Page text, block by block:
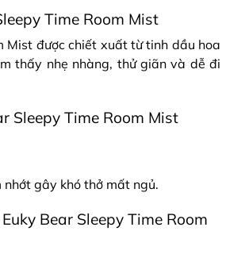
Time Room Mist
Mist được chiết xuất từ tinh dầu hoa
thấy nhẹ nhàng, thử giãn và dễ đi
Sleepy Time Room Mist
gây khó thở mất ngủ.
Bear Sleepy Time Room